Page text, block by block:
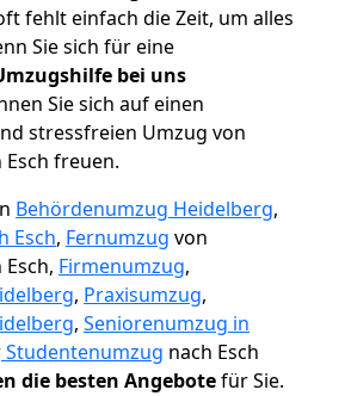
fehlt einfach die Zeit, um alles
Sie sich für eine
bei uns
Sie sich auf einen
stressfreien Umzug von
freuen.
Behördenumzug Heidelberg,
Esch, Fernumzug von
Firmenumzug,
, Praxisumzug,
, Seniorenumzug in
Studentenumzug nach Esch
die besten Angebotefür Sie.